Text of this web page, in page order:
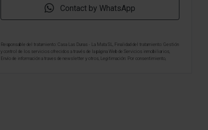
Contact by WhatsApp
Responsable del tratamiento: Casa Las Dunas - La Mata SL, Finalidad del tratamiento: Gestión
y control de los servicios ofrecidos a través de la página Web de Servicios inmobiliarios,
Envío de información a traves de newsletter y otros, Legitimación: Por consentimiento,